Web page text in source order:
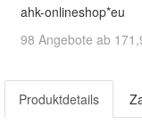
ahk-onlineshop*eu
98 Angebote ab
Produktdetails